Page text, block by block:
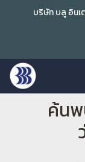
บริษัท บลู อินเ
ค้นพ